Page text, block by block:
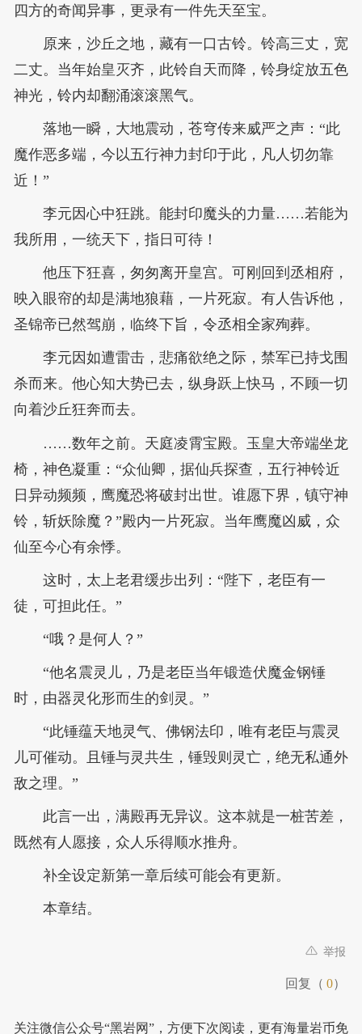
四方的奇闻异事，更录有一件先天至宝。
原来，沙丘之地，藏有一口古铃。铃高三丈，宽
二丈。当年始皇灭齐，此铃自天而降，铃身绽放五色
神光，铃内却翻涌滚滚黑气。
落地一瞬，大地震动，苍穹传来威严之声：“此
魔作恶多端，今以五行神力封印于此，凡人切勿靠
近！”
李元因心中狂跳。能封印魔头的力量……若能为
我所用，一统天下，指日可待！
他压下狂喜，匆匆离开皇宫。可刚回到丞相府，
映入眼帘的却是满地狼藉，一片死寂。有人告诉他，
圣锦帝已然驾崩，临终下旨，令丞相全家殉葬。
李元因如遭雷击，悲痛欲绝之际，禁军已持戈围
杀而来。他心知大势已去，纵身跃上快马，不顾一切
向着沙丘狂奔而去。
……数年之前。天庭凌霄宝殿。玉皇大帝端坐龙
椅，神色凝重：“众仙卿，据仙兵探查，五行神铃近
日异动频频，鹰魔恐将破封出世。谁愿下界，镇守神
铃，斩妖除魔？”殿内一片死寂。当年鹰魔凶威，众
仙至今心有余悸。
这时，太上老君缓步出列：“陛下，老臣有一
徒，可担此任。”
“哦？是何人？”
“他名震灵儿，乃是老臣当年锻造伏魔金钢锤
时，由器灵化形而生的剑灵。”
“此锤蕴天地灵气、佛钢法印，唯有老臣与震灵
儿可催动。且锤与灵共生，锤毁则灵亡，绝无私通外
敌之理。”
此言一出，满殿再无异议。这本就是一桩苦差，
既然有人愿接，众人乐得顺水推舟。
补全设定新第一章后续可能会有更新。
本章结。
举报
回复（ 0）
关注微信公众号“黑岩网”，方便下次阅读，更有海量岩币免